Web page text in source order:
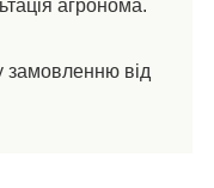
агронома.
замовленню від